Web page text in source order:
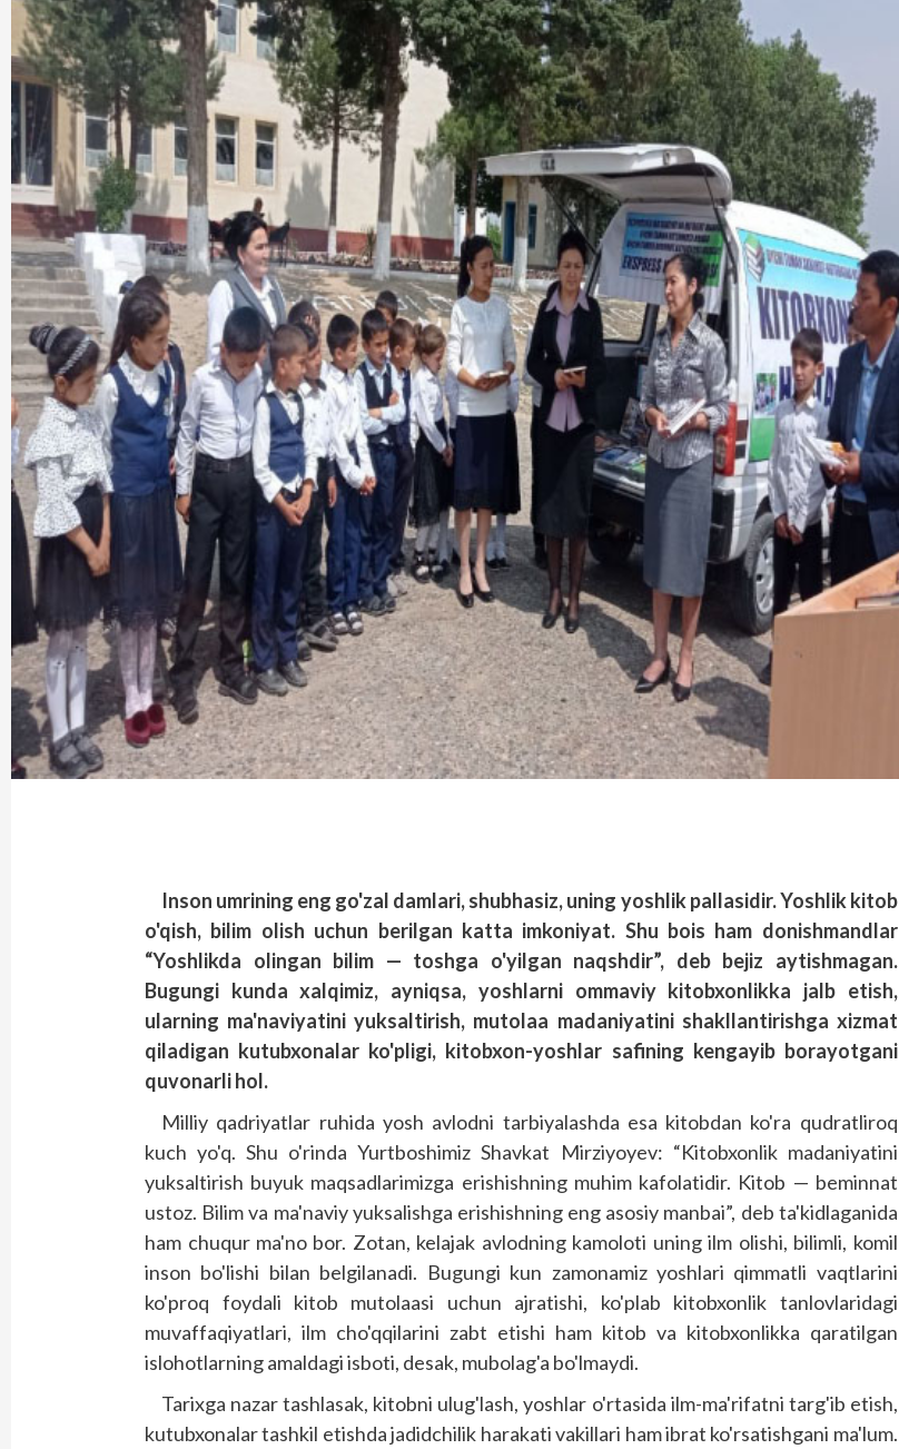
Inson umrining eng go'zal damlari, shubhasiz, uning yoshlik pallasidir. Yoshlik kitob
o'qish, bilim olish uchun berilgan katta imkoniyat. Shu bois ham donishmandlar
“Yoshlikda olingan bilim — toshga o'yilgan naqshdir”, deb bejiz aytishmagan.
Bugungi kunda xalqimiz, ayniqsa, yoshlarni ommaviy kitobxonlikka jalb etish,
ularning ma'naviyatini yuksaltirish, mutolaa madaniyatini shakllantirishga xizmat
qiladigan kutubxonalar ko'pligi, kitobxon-yoshlar safining kengayib borayotgani
quvonarli hol.
Milliy qadriyatlar ruhida yosh avlodni tarbiyalashda esa kitobdan ko'ra qudratliroq
kuch yo'q. Shu o'rinda Yurtboshimiz Shavkat Mirziyoyev: “Kitobxonlik madaniyatini
yuksaltirish buyuk maqsadlarimizga erishishning muhim kafolatidir. Kitob — beminnat
ustoz. Bilim va ma'naviy yuksalishga erishishning eng asosiy manbai”, deb ta'kidlaganida
ham chuqur ma'no bor. Zotan, kelajak avlodning kamoloti uning ilm olishi, bilimli, komil
inson bo'lishi bilan belgilanadi. Bugungi kun zamonamiz yoshlari qimmatli vaqtlarini
ko'proq foydali kitob mutolaasi uchun ajratishi, ko'p­lab kitobxonlik tanlovlaridagi
muvaffaqiyatlari, ilm cho'qqilarini zabt etishi ham kitob va kitobxonlikka qaratilgan
islohotlarning amaldagi isboti, desak, mubolag'a bo'lmaydi.
Tarixga nazar tashlasak, kitobni ulug'lash, yoshlar o'rtasida ilm-ma'rifatni targ'ib etish,
kutubxonalar tashkil etishda jadidchilik harakati vakillari ham ibrat ko'rsatishgani ma'lum.